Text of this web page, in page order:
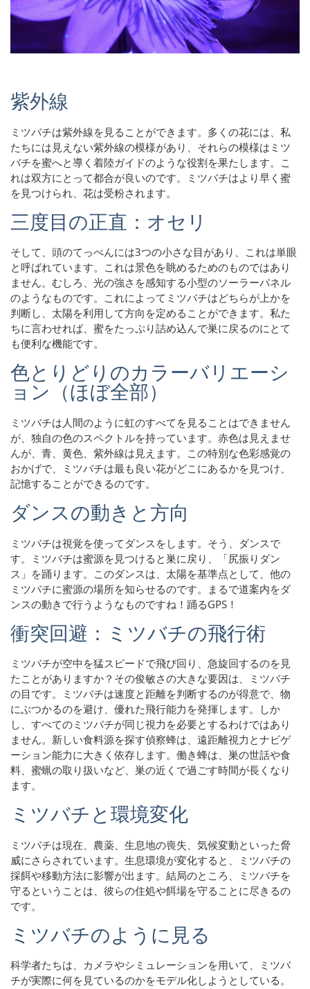
紫外線
ミツバチは紫外線を見ることができます。多くの花には、私
たちには見えない紫外線の模様があり、それらの模様はミツ
バチを蜜へと導く着陸ガイドのような役割を果たします。こ
れは双方にとって都合が良いのです。ミツバチはより早く蜜
を見つけられ、花は受粉されます。
三度目の正直：オセリ
そして、頭のてっぺんには3つの小さな目があり、これは単眼
と呼ばれています。これは景色を眺めるためのものではあり
ません。むしろ、光の強さを感知する小型のソーラーパネル
のようなものです。これによってミツバチはどちらが上かを
判断し、太陽を利用して方向を定めることができます。私た
ちに言わせれば、蜜をたっぷり詰め込んで巣に戻るのにとて
も便利な機能です。
色とりどりのカラーバリエーシ
ョン（ほぼ全部）
ミツバチは人間のように虹のすべてを見ることはできません
が、独自の色のスペクトルを持っています。赤色は見えませ
んが、青、黄色、紫外線は見えます。この特別な色彩感覚の
おかげで、ミツバチは最も良い花がどこにあるかを見つけ、
記憶することができるのです。
ダンスの動きと方向
ミツバチは視覚を使ってダンスをします。そう、ダンスで
す。ミツバチは蜜源を見つけると巣に戻り、「尻振りダン
ス」を踊ります。このダンスは、太陽を基準点として、他の
ミツバチに蜜源の場所を知らせるのです。まるで道案内をダ
ンスの動きで行うようなものですね！踊るGPS！
衝突回避：ミツバチの飛行術
ミツバチが空中を猛スピードで飛び回り、急旋回するのを見
たことがありますか？その俊敏さの大きな要因は、ミツバチ
の目です。ミツバチは速度と距離を判断するのが得意で、物
にぶつかるのを避け、優れた飛行能力を発揮します。しか
し、すべてのミツバチが同じ視力を必要とするわけではあり
ません。新しい食料源を探す偵察蜂は、遠距離視力とナビゲ
ーション能力に大きく依存します。働き蜂は、巣の世話や食
料、蜜蝋の取り扱いなど、巣の近くで過ごす時間が長くなり
ます。
ミツバチと環境変化
ミツバチは現在、農薬、生息地の喪失、気候変動といった脅
威にさらされています。生息環境が変化すると、ミツバチの
採餌や移動方法に影響が出ます。結局のところ、ミツバチを
守るということは、彼らの住処や餌場を守ることに尽きるの
です。
ミツバチのように見る
科学者たちは、カメラやシミュレーションを用いて、ミツバ
チが実際に何を見ているのかをモデル化しようとしている。